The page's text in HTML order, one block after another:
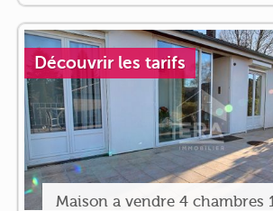
Découvrir les tarifs
Maison a vendre 4 chambres